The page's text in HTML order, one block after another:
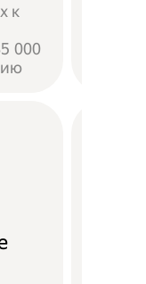
к
000